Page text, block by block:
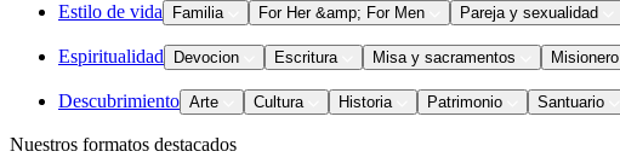
Estilo de vida Familia For Her &amp; For Men Pareja y sexualidad
Espiritualidad Devocion Escritura Misa y sacramentos Misionero
Descubrimiento Arte Cultura Historia Patrimonio Santuario
Nuestros formatos destacados